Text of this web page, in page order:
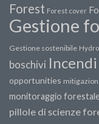
Forest Forest cover
Gestione
Gestione sostenibile
boschivi
opportunities
monitoraggio
pillole di scienze